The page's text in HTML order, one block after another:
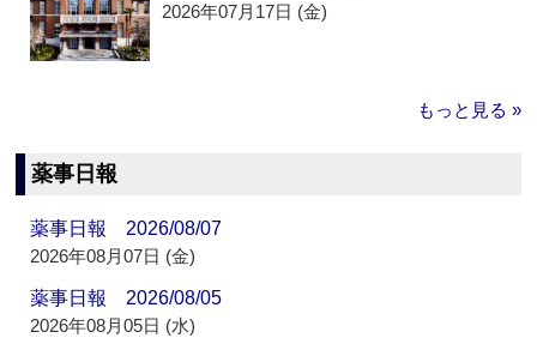
2026年07月17日 (金)
もっと見る »
薬事日報
薬事日報 2026/08/07
2026年08月07日 (金)
薬事日報 2026/08/05
2026年08月05日 (水)